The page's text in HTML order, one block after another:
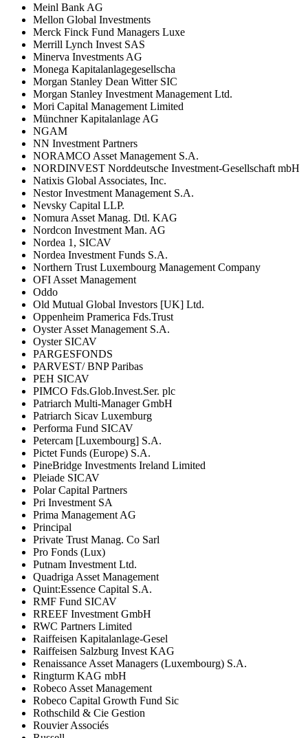
Meinl Bank AG
Mellon Global Investments
Merck Finck Fund Managers Luxe
Merrill Lynch Invest SAS
Minerva Investments AG
Monega Kapitalanlagegesellscha
Morgan Stanley Dean Witter SIC
Morgan Stanley Investment Management Ltd.
Mori Capital Management Limited
Münchner Kapitalanlage AG
NGAM
NN Investment Partners
NORAMCO Asset Management S.A.
NORDINVEST Norddeutsche Investment-Gesellschaft mbH
Natixis Global Associates, Inc.
Nestor Investment Management S.A.
Nevsky Capital LLP.
Nomura Asset Manag. Dtl. KAG
Nordcon Investment Man. AG
Nordea 1, SICAV
Nordea Investment Funds S.A.
Northern Trust Luxembourg Management Company
OFI Asset Management
Oddo
Old Mutual Global Investors [UK] Ltd.
Oppenheim Pramerica Fds.Trust
Oyster Asset Management S.A.
Oyster SICAV
PARGESFONDS
PARVEST/ BNP Paribas
PEH SICAV
PIMCO Fds.Glob.Invest.Ser. plc
Patriarch Multi-Manager GmbH
Patriarch Sicav Luxemburg
Performa Fund SICAV
Petercam [Luxembourg] S.A.
Pictet Funds (Europe) S.A.
PineBridge Investments Ireland Limited
Pleiade SICAV
Polar Capital Partners
Pri Investment SA
Prima Management AG
Principal
Private Trust Manag. Co Sarl
Pro Fonds (Lux)
Putnam Investment Ltd.
Quadriga Asset Management
Quint:Essence Capital S.A.
RMF Fund SICAV
RREEF Investment GmbH
RWC Partners Limited
Raiffeisen Kapitalanlage-Gesel
Raiffeisen Salzburg Invest KAG
Renaissance Asset Managers (Luxembourg) S.A.
Ringturm KAG mbH
Robeco Asset Management
Robeco Capital Growth Fund Sic
Rothschild & Cie Gestion
Rouvier Associés